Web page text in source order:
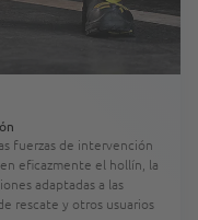
fuerzas de intervención
eficazmente el hollín, la
adaptadas a las
rescate y otros usuarios